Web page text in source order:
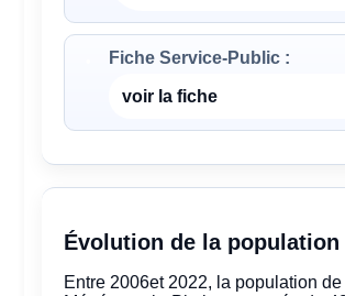
Fiche Service-Public :
voir la fiche
Évolution de la population
Entre 2006et 2022, la population de